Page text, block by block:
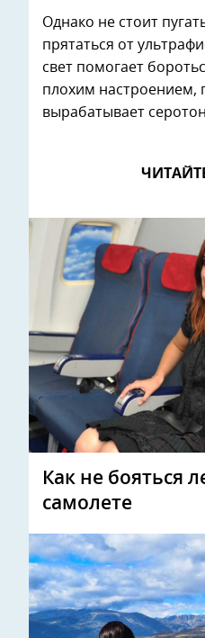
Однако не стоит
прятаться от
свет помогает
плохим настроением,
вырабатывает
Как не бояться
самолете